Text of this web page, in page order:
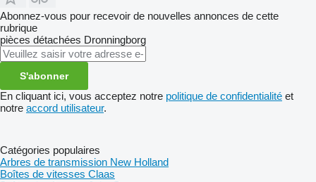
Abonnez-vous pour recevoir de nouvelles annonces de cette
rubrique
pièces détachées Dronningborg
S'abonner
En cliquant ici, vous acceptez notre politique de confidentialité et
notre accord utilisateur.
Catégories populaires
Arbres de transmission New Holland
Boîtes de vitesses Claas